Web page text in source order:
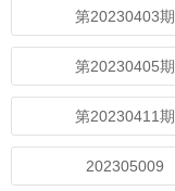
第20230403期
第20230405期
第20230411期
202305009